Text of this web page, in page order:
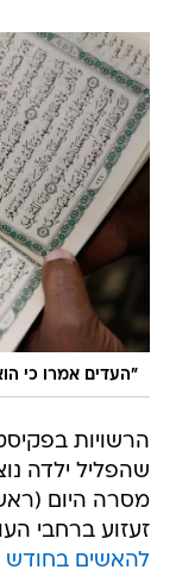
"העדים אמרו כי
הרשויות
מסרה היום
זעזוע ברחבי
להאשים